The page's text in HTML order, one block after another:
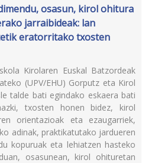
osasun, kirol ohitura
jarraibideak: lan
eratorritako txosten
Kirolaren Euskal Batzordeak
(UPV/EHU) Gorputz eta Kirol
talde bati egindako eskaera bati
txosten honen bidez, kirol
orientazioak eta ezaugarriek,
adinak, praktikatutako jardueren
kopuruak eta lehiatzen hasteko
osasunean, kirol ohituretan